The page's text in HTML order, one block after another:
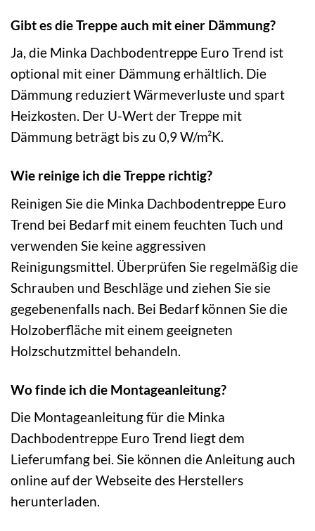
Gibt es die Treppe auch mit einer Dämmung?
Ja, die Minka Dachbodentreppe Euro Trend ist
optional mit einer Dämmung erhältlich. Die
Dämmung reduziert Wärmeverluste und spart
Heizkosten. Der U-Wert der Treppe mit
Dämmung beträgt bis zu 0,9 W/m²K.
Wie reinige ich die Treppe richtig?
Reinigen Sie die Minka Dachbodentreppe Euro
Trend bei Bedarf mit einem feuchten Tuch und
verwenden Sie keine aggressiven
Reinigungsmittel. Überprüfen Sie regelmäßig die
Schrauben und Beschläge und ziehen Sie sie
gegebenenfalls nach. Bei Bedarf können Sie die
Holzoberfläche mit einem geeigneten
Holzschutzmittel behandeln.
Wo finde ich die Montageanleitung?
Die Montageanleitung für die Minka
Dachbodentreppe Euro Trend liegt dem
Lieferumfang bei. Sie können die Anleitung auch
online auf der Webseite des Herstellers
herunterladen.